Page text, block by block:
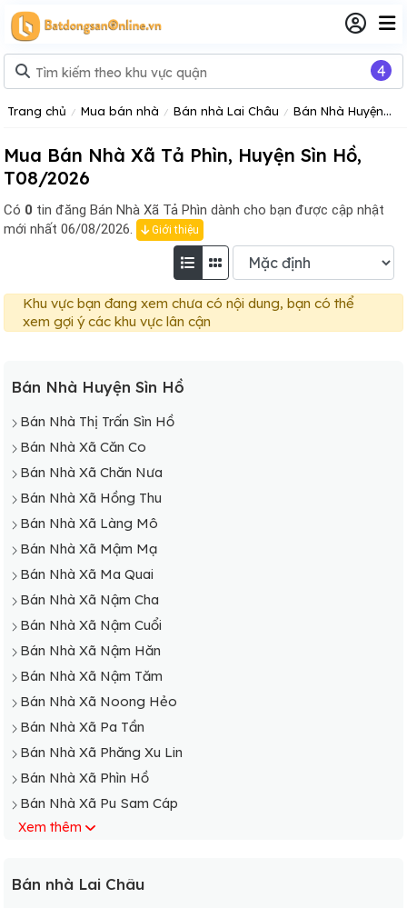
Trang chủ Mua bán nhà Bán nhà Lai Châu Bán Nhà Huyện Sìn Hồ
Mua Bán Nhà Xã Tả Phìn, Huyện Sìn Hồ,
T08/2026
Có 0 tin đăng Bán Nhà Xã Tả Phìn dành cho bạn được cập nhật
mới nhất 06/08/2026.
Giới thiệu
Khu vực bạn đang xem chưa có nội dung, bạn có thể
xem gợi ý các khu vực lân cận
Bán Nhà Huyện Sìn Hồ
Bán Nhà Thị Trấn Sìn Hồ
Bán Nhà Xã Căn Co
Bán Nhà Xã Chăn Nưa
Bán Nhà Xã Hồng Thu
Bán Nhà Xã Làng Mô
Bán Nhà Xã Mậm Mạ
Bán Nhà Xã Ma Quai
Bán Nhà Xã Nậm Cha
Bán Nhà Xã Nậm Cuổi
Bán Nhà Xã Nậm Hăn
Bán Nhà Xã Nậm Tăm
Bán Nhà Xã Noong Hẻo
Bán Nhà Xã Pa Tần
Bán Nhà Xã Phăng Xu Lin
Bán Nhà Xã Phìn Hồ
Bán Nhà Xã Pu Sam Cáp
Bán Nhà Xã Sà Dề Phìn
Bán Nhà Xã Tả Phìn
Xem thêm
Bán nhà Lai Châu
4